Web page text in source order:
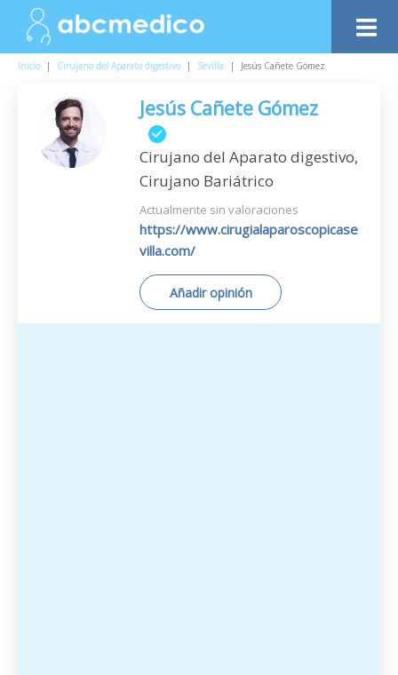
Inicio | Cirujano del Aparato digestivo | Sevilla | Jesús Cañete Gómez
Jesús Cañete Gómez
Cirujano del Aparato digestivo,
Cirujano Bariátrico
Actualmente sin valoraciones
https://www.cirugialaparoscopicase
villa.com/
Añadir opinión